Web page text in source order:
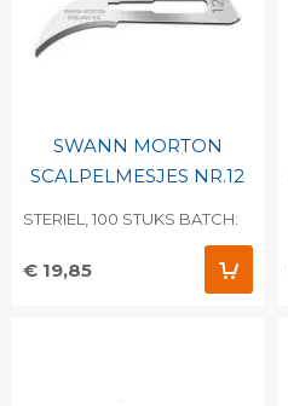
SWANN MORTON
SCALPELMESJES NR.12
STERIEL, 100 STUKS BATCH:
€ 19,85